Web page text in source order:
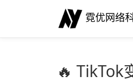
霓优网络
🔥 TikTok